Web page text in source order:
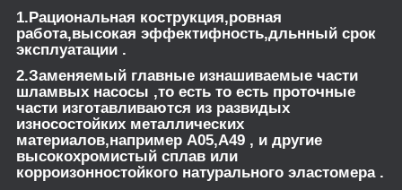
1.Рациональная кострукция,ровная
работа,высокая эффектифность,дльнный срок
эксплуатации .
2.Заменяемый главные изнашиваемые части
шламвых насосы ,то есть то есть проточные
части изготавливаются из развидых
износостойких металлических
материалов,например А05,А49 , и другие
высокохромистый сплав или
корроизонностойкого натурального эластомера .